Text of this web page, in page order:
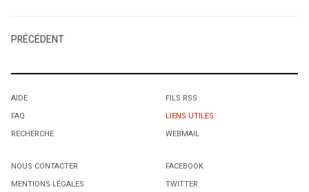
PRÉCÉDENT
AIDE
FAQ
RECHERCHE
FILS RSS
LIENS UTILES
WEBMAIL
NOUS CONTACTER
MENTIONS LÉGALES
FACEBOOK
TWITTER